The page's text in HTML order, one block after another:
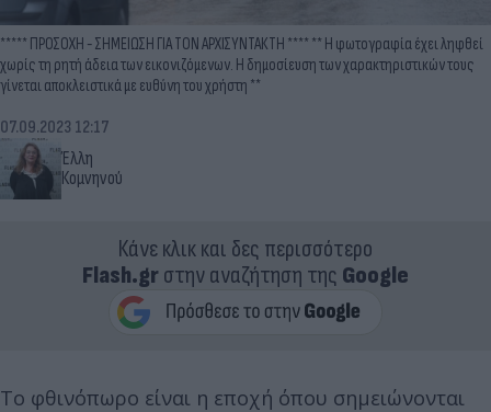
***** ΠΡΟΣΟΧΗ - ΣΗΜΕΙΩΣΗ ΓΙΑ ΤΟΝ ΑΡΧΙΣΥΝΤΑΚΤΗ **** ** Η φωτογραφία έχει ληφθεί
χωρίς τη ρητή άδεια των εικονιζόμενων. Η δημοσίευση των χαρακτηριστικών τους
γίνεται αποκλειστικά με ευθύνη του χρήστη **
Έλλη
Κομνηνού
07.09.2023 12:17
Κάνε κλικ και δες περισσότερο
Flash.grστην αναζήτηση της Google
Το φθινόπωρο είναι η εποχή όπου σημειώνονται